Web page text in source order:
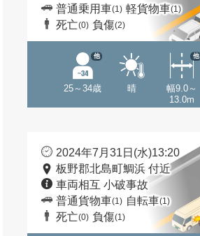
普通乗用車(1) 軽貨物車(1)
死亡(0) 負傷(2)
25～34歳
他
晴
幅9.0～
13.0m
他
2024年7月31日(水)13:20
板野郡北島町鯛浜 付近
車両相互 小破事故
普通貨物車(1) 自転車(1)
死亡(0) 負傷(1)